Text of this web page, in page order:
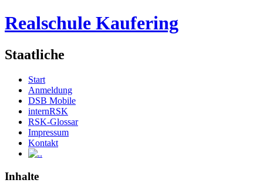
Realschule Kaufering
Staatliche
Start
Anmeldung
DSB Mobile
internRSK
RSK-Glossar
Impressum
Kontakt
.
Inhalte